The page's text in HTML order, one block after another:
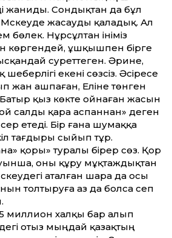
жаниды. Сондықтан да бұл
Мәскеуде жасауды қаладық. Ал
бөлек. Нұрсұлтан ініміз
көргендей, ұшқышпен бірге
сурет­теген. Әрине,
екені сөзсіз. Әсіресе
жан ашпаған, Еліне төнген
Батыр қыз көкте ойнаған жасын
салды қара аспаннан» деген
етеді. Бір ғана шумаққа
тағдыры сыйып тұр.
қоры» туралы бірер сөз. Қор
оны құру мұқтаждықтан
аталған шара да осы
толтыруға аз да болса сеп
15 миллион халқы бар алып
отыз мыңдай қазақтың